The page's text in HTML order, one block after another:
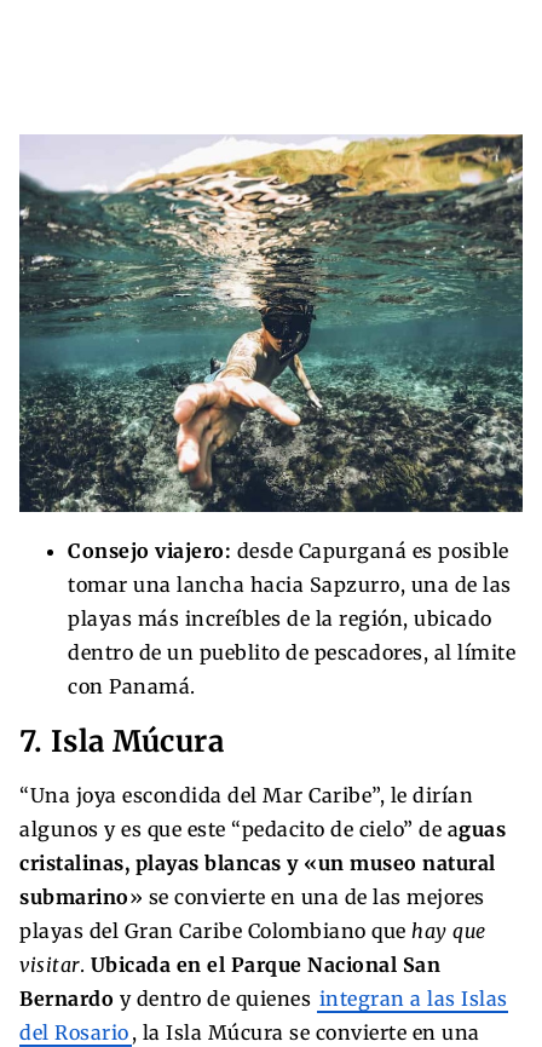
Consejo viajero: desde Capurganá es posible
tomar una lancha hacia Sapzurro, una de las
playas más increíbles de la región, ubicado
dentro de un pueblito de pescadores, al límite
con Panamá.
7. Isla Múcura
“Una joya escondida del Mar Caribe”, le dirían
algunos y es que este “pedacito de cielo” de aguas
cristalinas, playas blancas y «un museo natural
submarino» se convierte en una de las mejores
playas del Gran Caribe Colombiano que hay que
visitar. Ubicada en el Parque Nacional San
Bernardo y dentro de quienes integran a las Islas
del Rosario , la Isla Múcura se convierte en una